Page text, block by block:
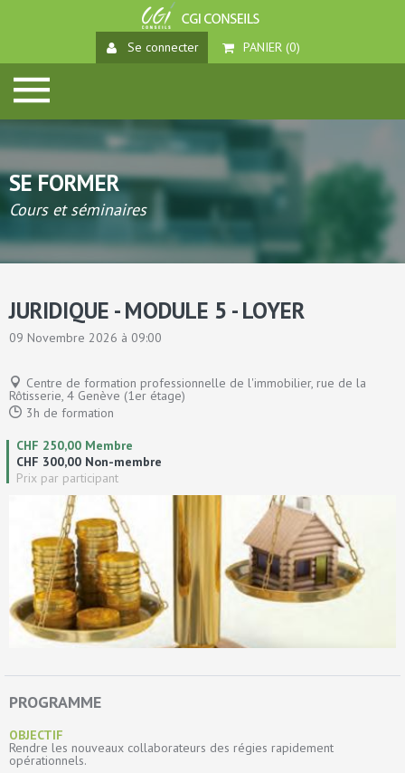
Se connecter PANIER (0)
SE FORMER
Cours et séminaires
JURIDIQUE - MODULE 5 - LOYER
09 Novembre 2026 à 09:00
Centre de formation professionnelle de l'immobilier, rue de la
Rôtisserie, 4 Genève (1er étage)
3h de formation
CHF 250,00 Membre
CHF 300,00 Non-membre
Prix par participant
PROGRAMME
OBJECTIF
Rendre les nouveaux collaborateurs des régies rapidement
opérationnels.